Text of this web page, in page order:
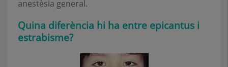
anestèsia general.
Quina diferència hi ha entre epicantus i
estrabisme?